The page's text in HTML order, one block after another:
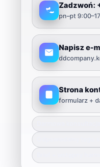
Zadzwoń:
pn–pt
Napisz e-
Strona
formularz +